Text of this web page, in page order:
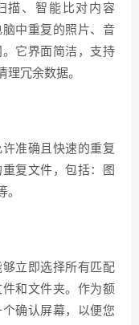
描、智能比对内容
脑中重复的照片、音
它界面简洁，支持
理冗余数据。
准确且快速的重复
复文件，包括：图
。
立即选择所有匹配
和文件夹。作为额
确认屏幕，以便您